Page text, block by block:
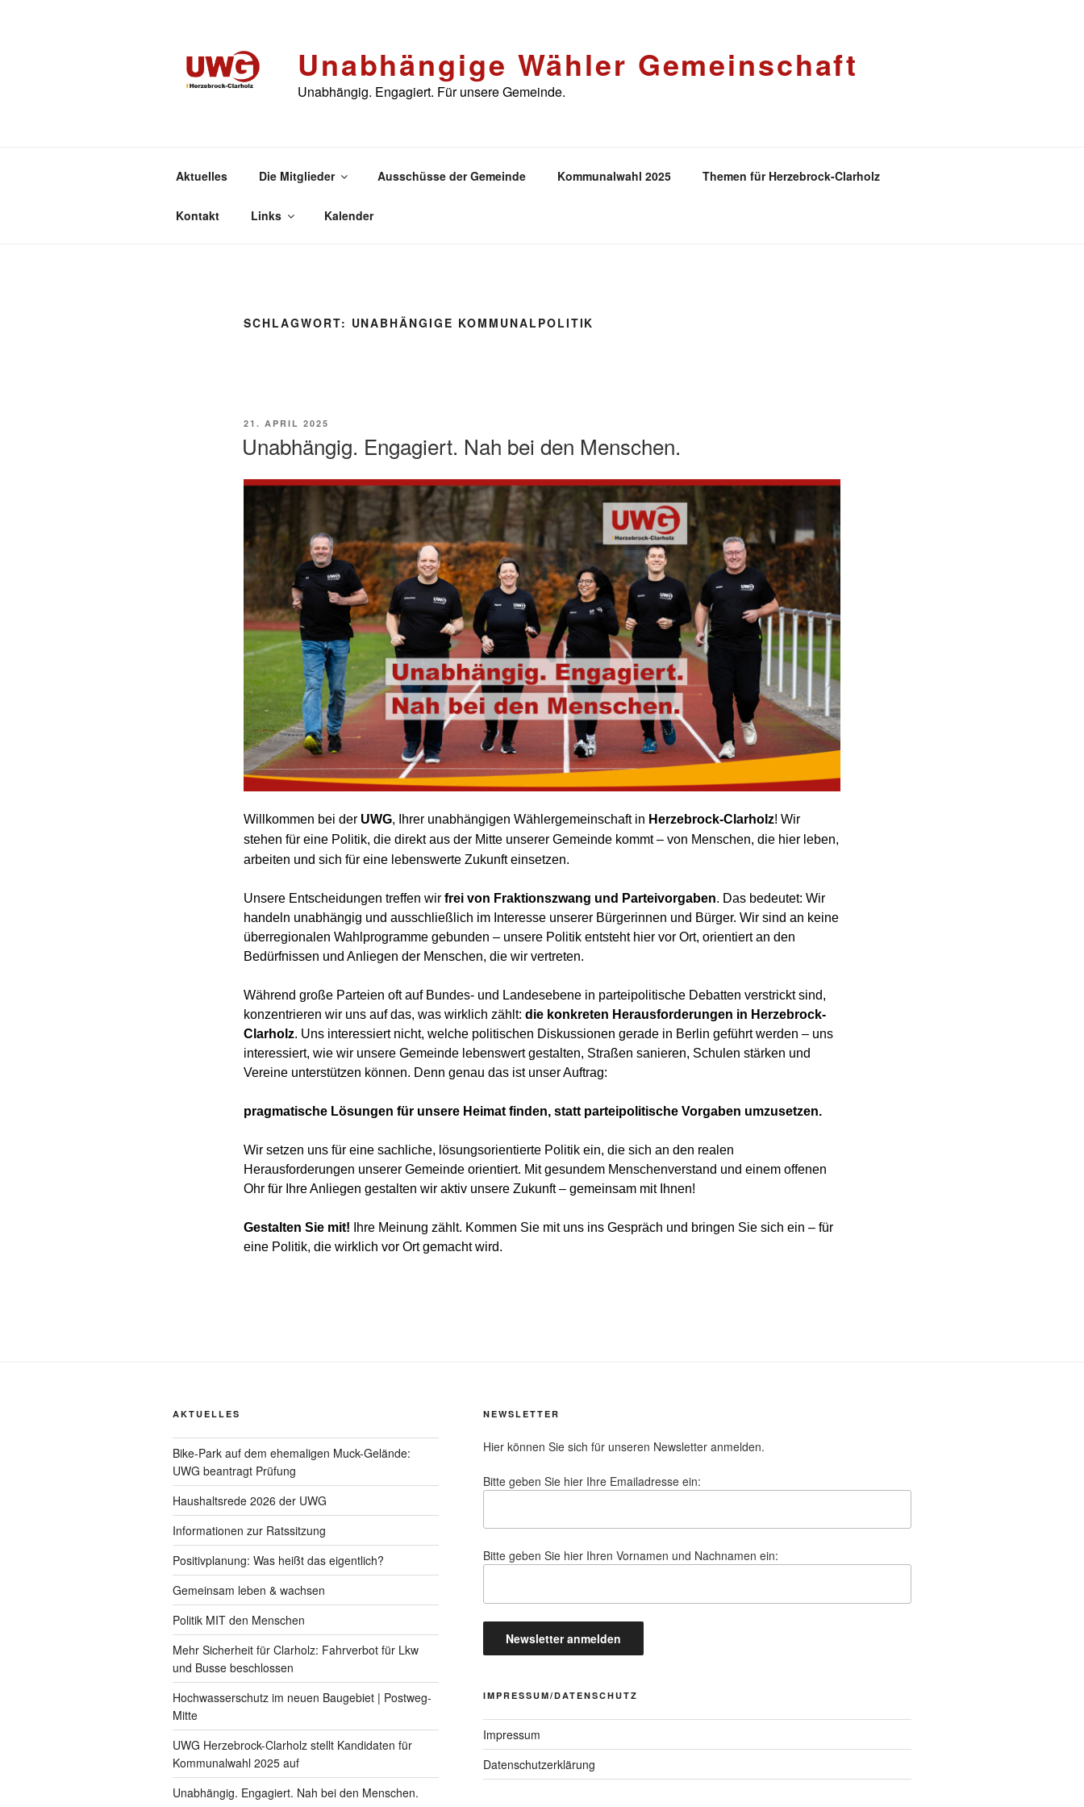
Unabhängige Wähler Gemeinschaft
Unabhängig. Engagiert. Für unsere Gemeinde.
Aktuelles Die Mitglieder Ausschüsse der Gemeinde Kommunalwahl 2025 Themen für Herzebrock-Clarholz
Kontakt Links Kalender
SCHLAGWORT: UNABHÄNGIGE KOMMUNALPOLITIK
VERÖFFENTLICHT
21. APRIL 2025
Unabhängig. Engagiert. Nah bei den Menschen.
Willkommen bei der UWG, Ihrer unabhängigen Wählergemeinschaft in Herzebrock-Clarholz! Wir
stehen für eine Politik, die direkt aus der Mitte unserer Gemeinde kommt – von Menschen, die hier leben,
arbeiten und sich für eine lebenswerte Zukunft einsetzen.
Unsere Entscheidungen treffen wir frei von Fraktionszwang und Parteivorgaben. Das bedeutet: Wir
handeln unabhängig und ausschließlich im Interesse unserer Bürgerinnen und Bürger. Wir sind an keine
überregionalen Wahlprogramme gebunden – unsere Politik entsteht hier vor Ort, orientiert an den
Bedürfnissen und Anliegen der Menschen, die wir vertreten.
Während große Parteien oft auf Bundes- und Landesebene in parteipolitische Debatten verstrickt sind,
konzentrieren wir uns auf das, was wirklich zählt: die konkreten Herausforderungen in Herzebrock-
Clarholz. Uns interessiert nicht, welche politischen Diskussionen gerade in Berlin geführt werden – uns
interessiert, wie wir unsere Gemeinde lebenswert gestalten, Straßen sanieren, Schulen stärken und
Vereine unterstützen können. Denn genau das ist unser Auftrag:
pragmatische Lösungen für unsere Heimat finden, statt parteipolitische Vorgaben umzusetzen.
Wir setzen uns für eine sachliche, lösungsorientierte Politik ein, die sich an den realen
Herausforderungen unserer Gemeinde orientiert. Mit gesundem Menschenverstand und einem offenen
Ohr für Ihre Anliegen gestalten wir aktiv unsere Zukunft – gemeinsam mit Ihnen!
Gestalten Sie mit! Ihre Meinung zählt. Kommen Sie mit uns ins Gespräch und bringen Sie sich ein – für
eine Politik, die wirklich vor Ort gemacht wird.
AKTUELLES
Bike-Park auf dem ehemaligen Muck-Gelände:
UWG beantragt Prüfung
Haushaltsrede 2026 der UWG
Informationen zur Ratssitzung
Positivplanung: Was heißt das eigentlich?
Gemeinsam leben & wachsen
Politik MIT den Menschen
Mehr Sicherheit für Clarholz: Fahrverbot für Lkw
und Busse beschlossen
Hochwasserschutz im neuen Baugebiet | Postweg-
Mitte
UWG Herzebrock-Clarholz stellt Kandidaten für
Kommunalwahl 2025 auf
Unabhängig. Engagiert. Nah bei den Menschen.
NEWSLETTER
Hier können Sie sich für unseren Newsletter anmelden.
Bitte geben Sie hier Ihre Emailadresse ein:
Bitte geben Sie hier Ihren Vornamen und Nachnamen ein:
IMPRESSUM/DATENSCHUTZ
Impressum
Datenschutzerklärung